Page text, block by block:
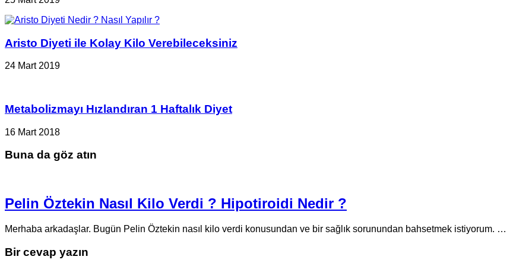
Aristo Diyeti ile Kolay Kilo Verebileceksiniz
24 Mart 2019
Metabolizmayı Hızlandıran 1 Haftalık Diyet
16 Mart 2018
Buna da göz atın
Pelin Öztekin Nasıl Kilo Verdi ? Hipotiroidi Nedir ?
Merhaba arkadaşlar. Bugün Pelin Öztekin nasıl kilo verdi konusundan ve bir sağlık sorunundan bahsetmek istiyorum. …
Bir cevap yazın